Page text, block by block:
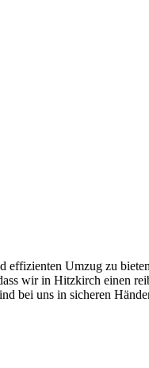
Umzug zu
wir in Hitzkirch einen
bei uns in sicheren